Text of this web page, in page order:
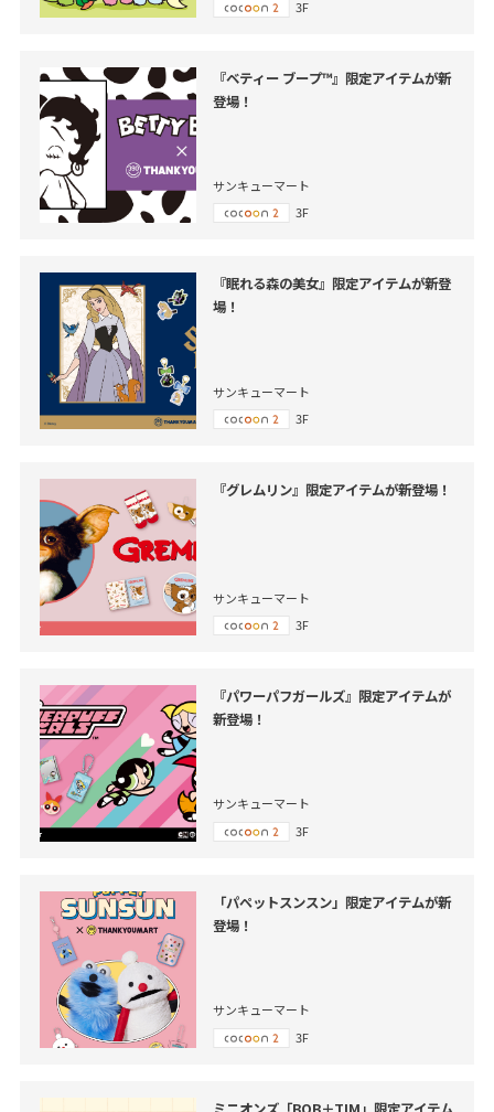
3F
『ベティー ブープ™』限定アイテムが新
登場！
サンキューマート
3F
『眠れる森の美女』限定アイテムが新登
場！
サンキューマート
3F
『グレムリン』限定アイテムが新登場！
サンキューマート
3F
『パワーパフガールズ』限定アイテムが
新登場！
サンキューマート
3F
「パペットスンスン」限定アイテムが新
登場！
サンキューマート
3F